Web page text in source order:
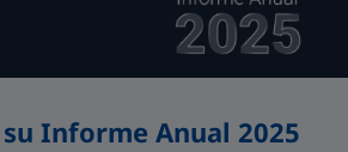
su Informe Anual 2025